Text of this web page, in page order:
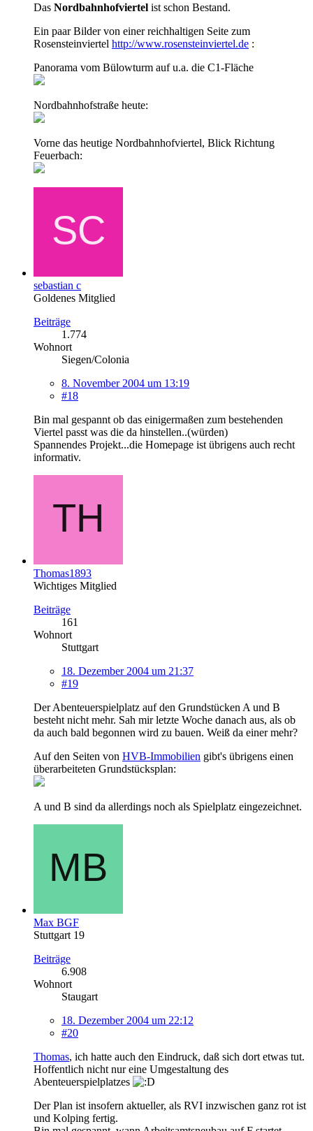
Das Nordbahnhofviertel ist schon Bestand.
Ein paar Bilder von einer reichhaltigen Seite zum
Rosensteinviertel http://www.rosensteinviertel.de :
Panorama vom Bülowturm auf u.a. die C1-Fläche
Nordbahnhofstraße heute:
Vorne das heutige Nordbahnhofviertel, Blick Richtung
Feuerbach:
sebastian c
Goldenes Mitglied
Beiträge
1.774
Wohnort
Siegen/Colonia
8. November 2004 um 13:19
#18
Bin mal gespannt ob das einigermaßen zum bestehenden
Viertel passt was die da hinstellen..(würden)
Spannendes Projekt...die Homepage ist übrigens auch recht
informativ.
Thomas1893
Wichtiges Mitglied
Beiträge
161
Wohnort
Stuttgart
18. Dezember 2004 um 21:37
#19
Der Abenteuerspielplatz auf den Grundstücken A und B
besteht nicht mehr. Sah mir letzte Woche danach aus, als ob
da auch bald begonnen wird zu bauen. Weiß da einer mehr?
Auf den Seiten von HVB-Immobilien gibt's übrigens einen
überarbeiteten Grundstücksplan:
A und B sind da allerdings noch als Spielplatz eingezeichnet.
Max BGF
Stuttgart 19
Beiträge
6.908
Wohnort
Staugart
18. Dezember 2004 um 22:12
#20
Thomas, ich hatte auch den Eindruck, daß sich dort etwas tut.
Hoffentlich nicht nur eine Umgestaltung des
Abenteuerspielplatzes
Der Plan ist insofern aktueller, als RVI inzwischen ganz rot ist
und Kolping fertig.